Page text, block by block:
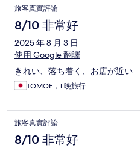
旅客真實評論
8/10 非常好
2025 年 8 月 3 日
使用 Google 翻譯
きれい、落ち着く、お店が近い
TOMOE，1 晚旅行
旅客真實評論
8/10 非常好